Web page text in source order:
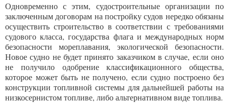
Одновременно с этим, судостроительные организации по
заключенным договорам на постройку судов нередко обязаны
осуществить строительство в соответствии с требованиями
судового класса, государства флага и международных норм
безопасности мореплавания, экологической безопасности.
Новое судно не будет принято заказчиком в случае, если оно
не получило одобрение классификационного общества,
которое может быть не получено, если судно построено без
конструкции топливной системы для дальнейшей работы на
низкосернистом топливе, либо альтернативном виде топлива.